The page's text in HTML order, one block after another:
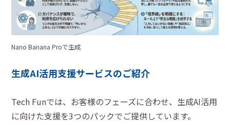
Nano Banana Proで生成
生成AI活用支援サービスのご紹介
Tech Funでは、お客様のフェーズに合わせ、生成AI活用
に向けた支援を3つのパックでご提供しています。